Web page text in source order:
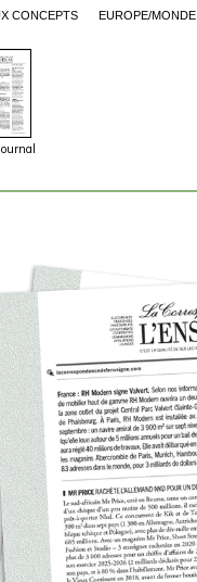
CONCEPTS EUROPE/MONDE